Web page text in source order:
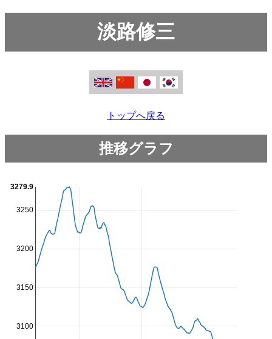
淡路修三
トップへ戻る
推移グラフ
3100
3150
3200
3250
3279.9